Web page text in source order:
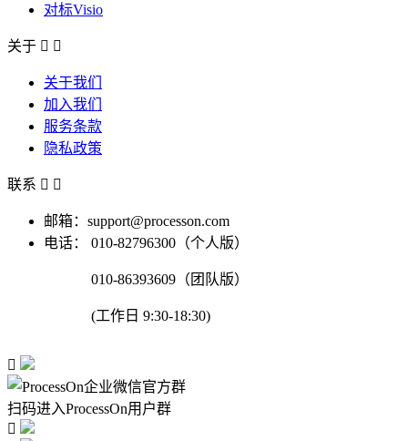
对标Visio
关于  
关于我们
加入我们
服务条款
隐私政策
联系  
邮箱：support@processon.com
电话：
010-82796300（个人版）
010-86393609（团队版）
(工作日 9:30-18:30)

扫码进入ProcessOn用户群
